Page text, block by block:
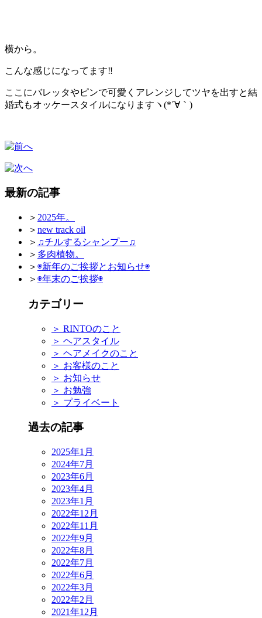
横から。
こんな感じになってます‼︎
ここにバレッタやピンで可愛くアレンジしてツヤを出すと結
婚式もオッケースタイルになりますヽ(*´∀｀)
最新の記事
＞ 2025年。
＞ new track oil
＞ ♫チルするシャンプー♫
＞ 多肉植物。
＞ ◉新年のご挨拶とお知らせ◉
＞ ◉年末のご挨拶◉
カテゴリー
＞ RINTOのこと
＞ ヘアスタイル
＞ ヘアメイクのこと
＞ お客様のこと
＞ お知らせ
＞ お勉強
＞ プライベート
過去の記事
2025年1月
2024年7月
2023年6月
2023年4月
2023年1月
2022年12月
2022年11月
2022年9月
2022年8月
2022年7月
2022年6月
2022年3月
2022年2月
2021年12月